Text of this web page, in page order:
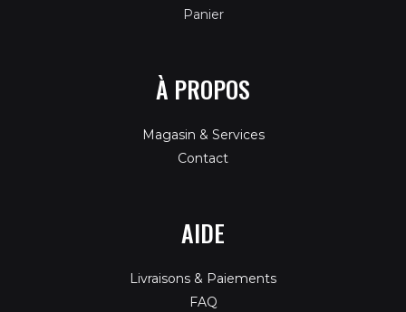
Panier
À PROPOS
Magasin & Services
Contact
AIDE
Livraisons & Paiements
FAQ